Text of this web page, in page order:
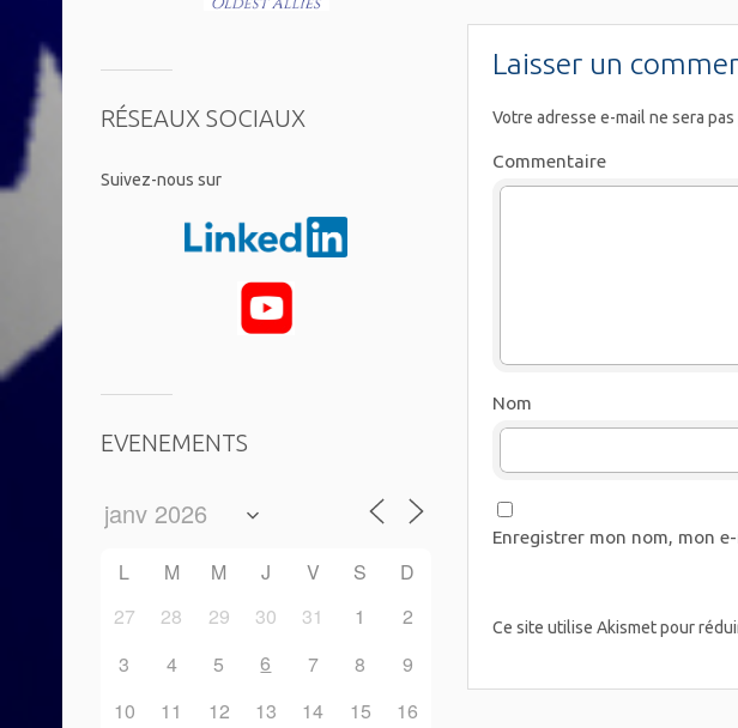
Laisser un
Votre adresse e-mail ne sera
Commentaire
Nom
Enregistrer mon nom, mon
Ce site utilise Akismet pour
RÉSEAUX SOCIAUX
​Suivez-nous sur
EVENEMENTS
L M M J V S
D
27
28 29 30 31 1
2
3
4 5 6 7 8
9
10
11 12 13 14 15
16